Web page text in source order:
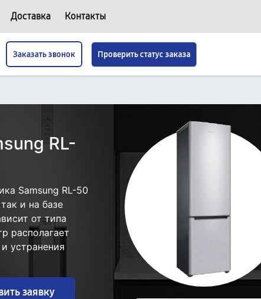
Доставка Контакты
Заказать звонок Проверить статус заказа
RL-
Samsung RL-50
и на базе
от типа
располагает
устранения
заявку